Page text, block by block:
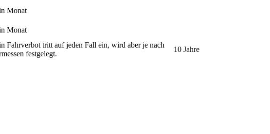
Monat
Monat
Fahrverbot tritt auf jeden Fall ein, wird aber je nach
festgelegt.
10 Jahre